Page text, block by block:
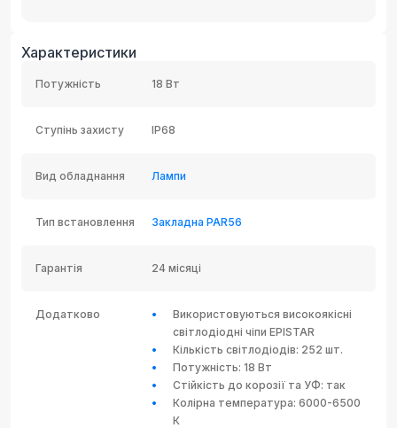
Характеристики
Потужність 18 Вт
Ступінь захисту IP68
Вид обладнання Лампи
Тип встановлення Закладна PAR56
Гарантія 24 місяці
Додатково
Використовуються високоякісні
світлодіодні чіпи EPISTAR
Кількість світлодіодів: 252 шт.
Потужність: 18 Вт
Стійкість до корозії та УФ: так
Колірна температура: 6000-6500
К